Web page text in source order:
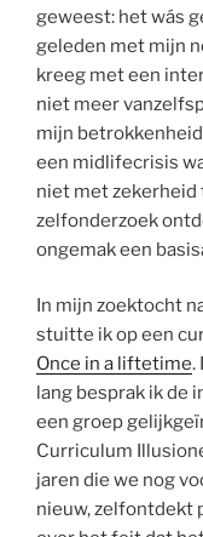
geweest: het wás
geleden met mijn
kreeg met een
niet meer
mijn
een midlifecrisis
niet met zekerheid
zelfonderzoek
ongemak een
In mijn zoektocht
stuitte ik op een
Once in a liftetime.
lang besprak ik de
een groep
Curriculum
jaren die we nog
nieuw, zelfontdekt